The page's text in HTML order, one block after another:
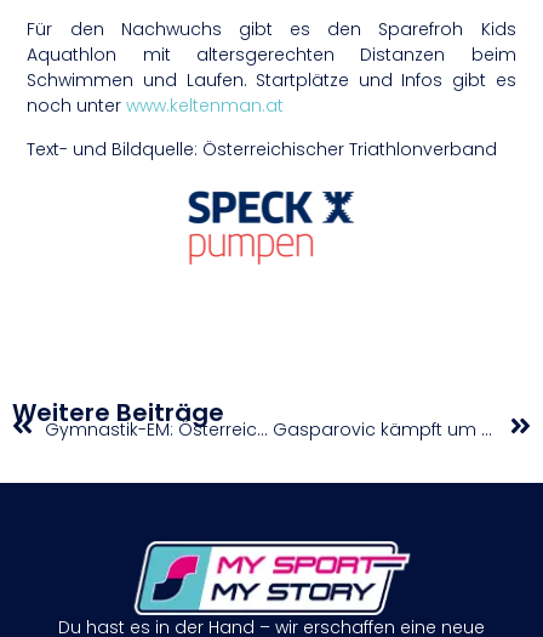
Für den Nachwuchs gibt es den Sparefroh Kids
Aquathlon mit altersgerechten Distanzen beim
Schwimmen und Laufen. Startplätze und Infos gibt es
noch unterwww.keltenman.at
Text- und Bildquelle: Österreichischer Triathlonverband
Weitere Beiträge Gymnastik-EM: Österreichs Juniorinnen auf Platz 32 Gasparovic kämpft um Viertelfinale und WTA-Ranking
Du hast es in der Hand – wir erschaffen eine neue